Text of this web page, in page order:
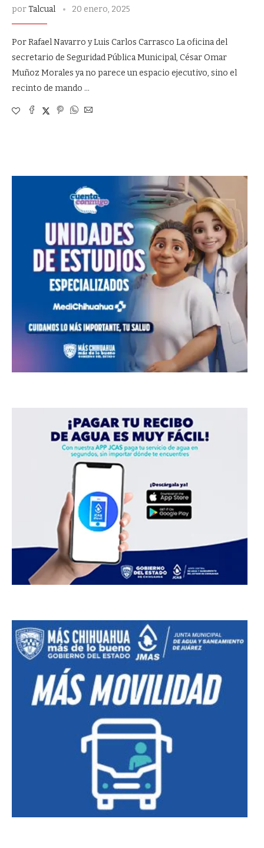
porTalcual 20 enero, 2025
Por Rafael Navarro y Luis Carlos Carrasco La oficina del
secretario de Seguridad Pública Municipal, César Omar
Muñoz Morales ya no parece un espacio ejecutivo, sino el
recinto de mando …